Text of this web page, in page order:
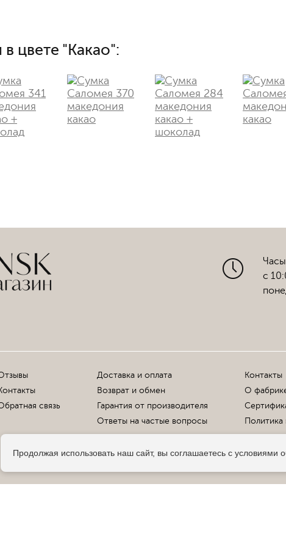
цвете "Какао":
с
связь
Доставка и оплата
Возврат и обмен
Гарантия от производителя
Ответы на частые вопросы
Контакты
О
Продолжая использовать наш сайт, вы соглашаетесь с условиями